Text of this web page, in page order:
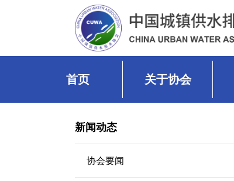
首页 关于协会
新闻动态
协会要闻